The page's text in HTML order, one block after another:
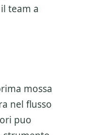
team a
mossa
nel flusso
puo